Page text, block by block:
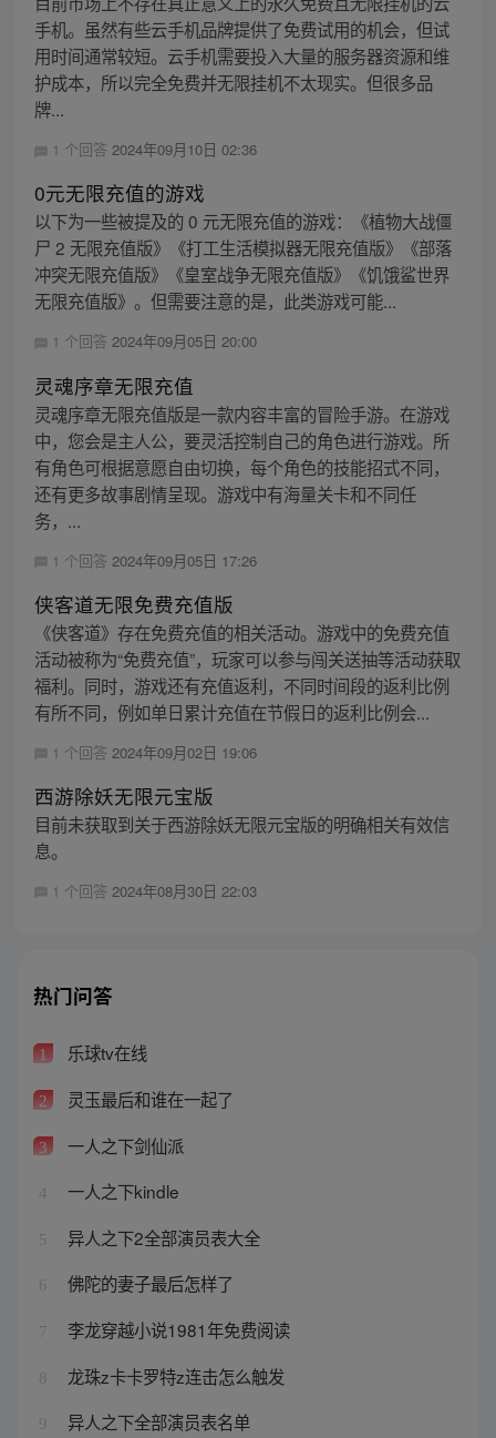
手机。虽然有些云手机品牌提供了免费试用的机会，但试
用时间通常较短。云手机需要投入大量的服务器资源和维
护成本，所以完全免费并无限挂机不太现实。但很多品
牌...
1 个回答 2024年09月10日 02:36
0元无限充值的游戏
以下为一些被提及的 0 元无限充值的游戏：《植物大战僵
尸 2 无限充值版》《打工生活模拟器无限充值版》《部落
冲突无限充值版》《皇室战争无限充值版》《饥饿鲨世界
无限充值版》。但需要注意的是，此类游戏可能...
1 个回答 2024年09月05日 20:00
灵魂序章无限充值
灵魂序章无限充值版是一款内容丰富的冒险手游。在游戏
中，您会是主人公，要灵活控制自己的角色进行游戏。所
有角色可根据意愿自由切换，每个角色的技能招式不同，
还有更多故事剧情呈现。游戏中有海量关卡和不同任
务，...
1 个回答 2024年09月05日 17:26
侠客道无限免费充值版
《侠客道》存在免费充值的相关活动。游戏中的免费充值
活动被称为“免费充值”，玩家可以参与闯关送抽等活动获取
福利。同时，游戏还有充值返利，不同时间段的返利比例
有所不同，例如单日累计充值在节假日的返利比例会...
1 个回答 2024年09月02日 19:06
西游除妖无限元宝版
目前未获取到关于西游除妖无限元宝版的明确相关有效信
息。
1 个回答 2024年08月30日 22:03
热门问答
1 乐球tv在线
2 灵玉最后和谁在一起了
3 一人之下剑仙派
4 一人之下kindle
5 异人之下2全部演员表大全
6 佛陀的妻子最后怎样了
7 李龙穿越小说1981年免费阅读
8 龙珠z卡卡罗特z连击怎么触发
9 异人之下全部演员表名单